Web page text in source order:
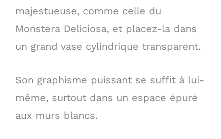
majestueuse, comme celle du
Monstera Deliciosa, et placez-la dans
un grand vase cylindrique transparent.
Son graphisme puissant se suffit à lui-
même, surtout dans un espace épuré
aux murs blancs.